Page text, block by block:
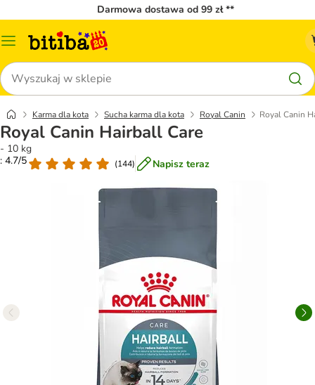
Darmowa dostawa od 99 zł **
Menu
Szukaj
Karma dla kota Sucha karma dla kota Royal Canin Royal Canin
Royal Canin Hairball Care
- 10 kg
: 4.7/5
(144) Napisz teraz